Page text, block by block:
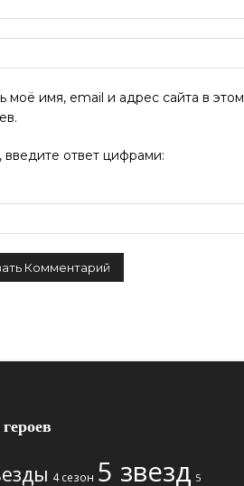
моё имя, email и адрес сайта в
введите ответ цифрами:
4 сезон 5 звезд 5